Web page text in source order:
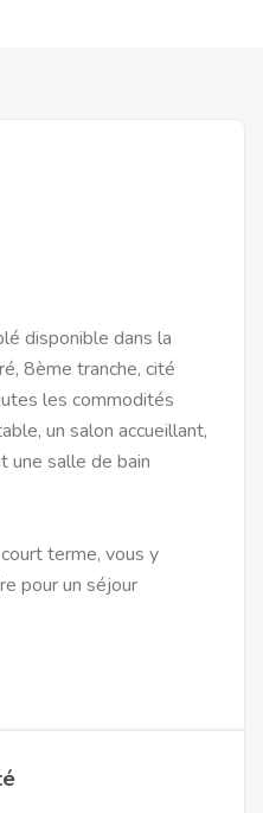
disponible dans la
8ème tranche, cité
les commodités
un salon accueillant,
une salle de bain
terme, vous y
pour un séjour